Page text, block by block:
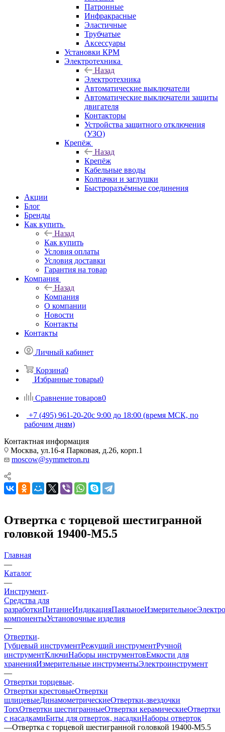
Патронные
Инфракрасные
Эластичные
Трубчатые
Аксессуары
Установки КРМ
Электротехника
Назад
Электротехника
Автоматические выключатели
Автоматические выключатели защиты
двигателя
Контакторы
Устройства защитного отключения
(УЗО)
Крепёж
Назад
Крепёж
Кабельные вводы
Колпачки и заглушки
Быстроразъёмные соединения
Акции
Блог
Бренды
Как купить
Назад
Как купить
Условия оплаты
Условия доставки
Гарантия на товар
Компания
Назад
Компания
О компании
Новости
Контакты
Контакты
Личный кабинет
Корзина0
Избранные товары0
Сравнение товаров0
+7 (495) 961-20-20с 9:00 до 18:00 (время МСК, по
рабочим дням)
Контактная информация
Москва, ул.16-я Парковая, д.26, корп.1
moscow@symmetron.ru
Отвертка с торцевой шестигранной
головкой 19400-M5.5
Главная
—
Каталог
—
Инструмент
Средства для
разработкиПитаниеИндикацияПаяльноеИзмерительное
компонентыУстановочные изделия
—
Отвертки
Губцевый инструментРежущий инструментРучной
инструментКлючиНаборы инструментовЕмкости для
храненияИзмерительные инструментыЭлектроинструмент
—
Отвертки торцевые
Отвертки крестовыеОтвертки
шлицевыеДинамометрическиеОтвертки-звездочки
TorxОтвертки шестигранныеОтвертки керамическиеОтвертки
с насадкамиБиты для отверток, насадкиНаборы отверток
—Отвертка с торцевой шестигранной головкой 19400-M5.5